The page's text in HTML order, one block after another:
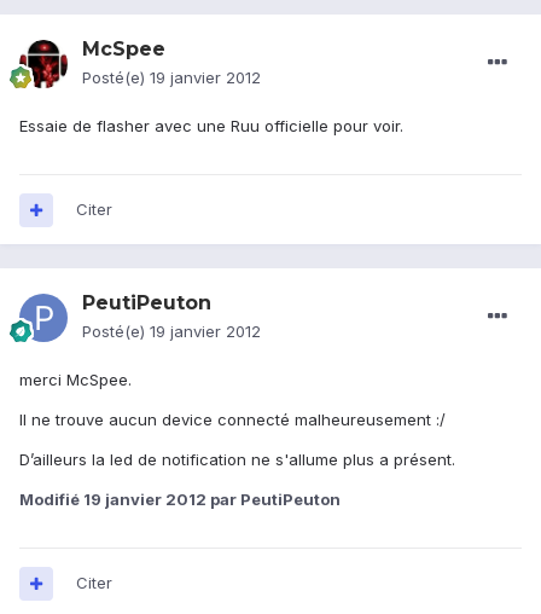
McSpee
Posté(e) 19 janvier 2012
Essaie de flasher avec une Ruu officielle pour voir.
Citer
PeutiPeuton
Posté(e) 19 janvier 2012
merci McSpee.
Il ne trouve aucun device connecté malheureusement :/
D’ailleurs la led de notification ne s'allume plus a présent.
Modifié 19 janvier 2012 par PeutiPeuton
Citer